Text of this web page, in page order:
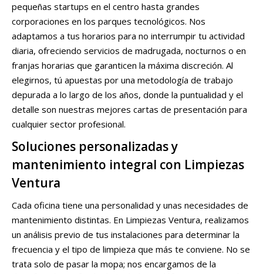
pequeñas startups en el centro hasta grandes
corporaciones en los parques tecnológicos. Nos
adaptamos a tus horarios para no interrumpir tu actividad
diaria, ofreciendo servicios de madrugada, nocturnos o en
franjas horarias que garanticen la máxima discreción. Al
elegirnos, tú apuestas por una metodología de trabajo
depurada a lo largo de los años, donde la puntualidad y el
detalle son nuestras mejores cartas de presentación para
cualquier sector profesional.
Soluciones personalizadas y
mantenimiento integral con Limpiezas
Ventura
Cada oficina tiene una personalidad y unas necesidades de
mantenimiento distintas. En Limpiezas Ventura, realizamos
un análisis previo de tus instalaciones para determinar la
frecuencia y el tipo de limpieza que más te conviene. No se
trata solo de pasar la mopa; nos encargamos de la